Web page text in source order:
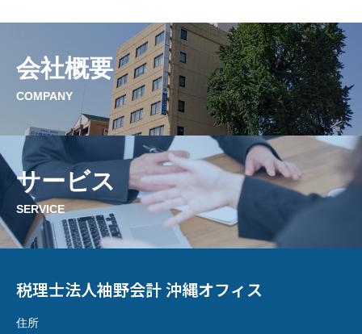
会社概要
COMPANY
サービス
SERVICE
税理士法人袖野会計 沖縄オフィス
住所